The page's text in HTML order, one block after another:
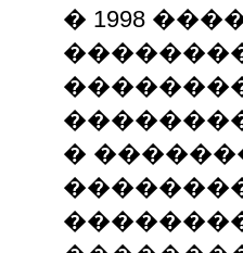
� 1998
�